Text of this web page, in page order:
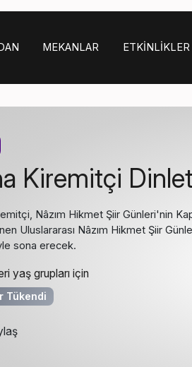
MEKANLAR ETKINLIKLER
Kiremitçi
Nâzım Hikmet Şiir Günleri'nin
Uluslararası Nâzım Hikmet Şiir
sona erecek.
yaş grupları için
Tükendi